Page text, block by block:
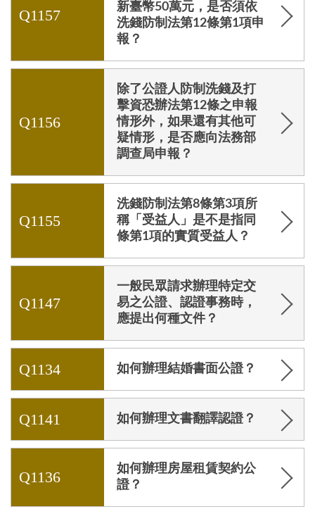
Q1157
新臺幣50萬元，是否須依
洗錢防制法第12條第1項申
報？
Q1156
除了公證人防制洗錢及打
擊資恐辦法第12條之申報
情形外，如果還有其他可
疑情形，是否應向法務部
調查局申報？
Q1155
洗錢防制法第8條第3項所
稱「受益人」是不是指同
條第1項的實質受益人？
Q1147
一般民眾請求辦理特定交
易之公證、認證事務時，
應提出何種文件？
Q1134 如何辦理結婚書面公證？
Q1141 如何辦理文書翻譯認證？
Q1136
如何辦理房屋租賃契約公
證？